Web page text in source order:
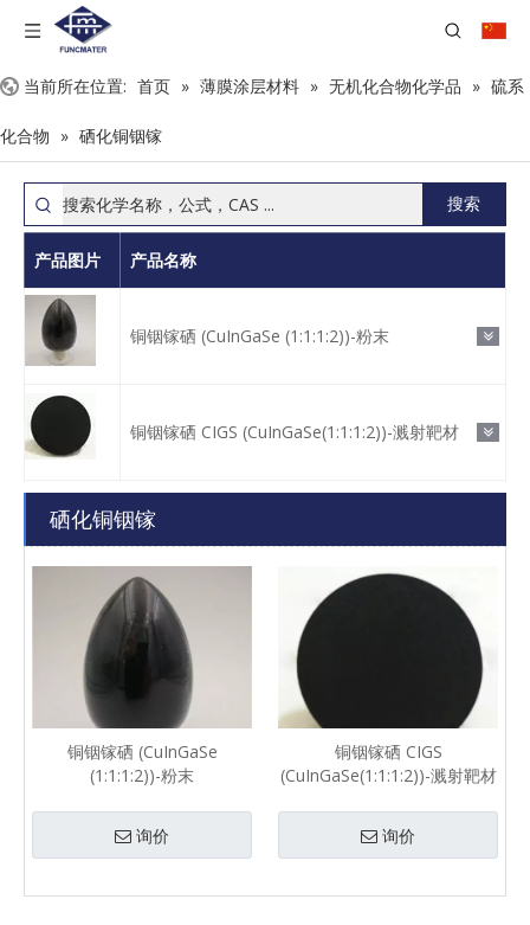
当前所在位置: 首页 » 薄膜涂层材料 » 无机化合物化学品 » 硫系
化合物 » 硒化铜铟镓
搜索
产品图片 产品名称
铜铟镓硒 (CuInGaSe (1:1:1:2))-粉末
铜铟镓硒 CIGS (CuInGaSe(1:1:1:2))-溅射靶材
硒化铜铟镓
铜铟镓硒 (CuInGaSe
(1:1:1:2))-粉末
询价
铜铟镓硒 CIGS
(CuInGaSe(1:1:1:2))-溅射靶材
询价